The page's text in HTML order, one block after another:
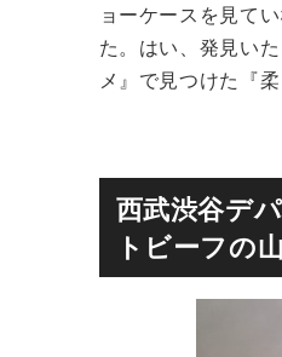
ョーケースを見て
た。はい、発見い
メ』で見つけた『
西武渋谷デ
トビーフの